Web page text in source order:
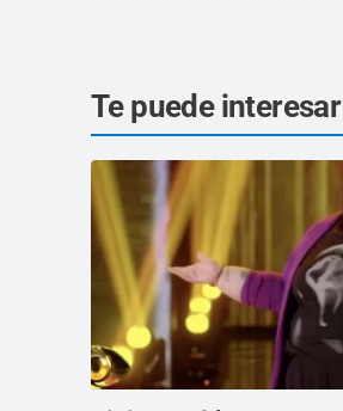
Te puede interesar